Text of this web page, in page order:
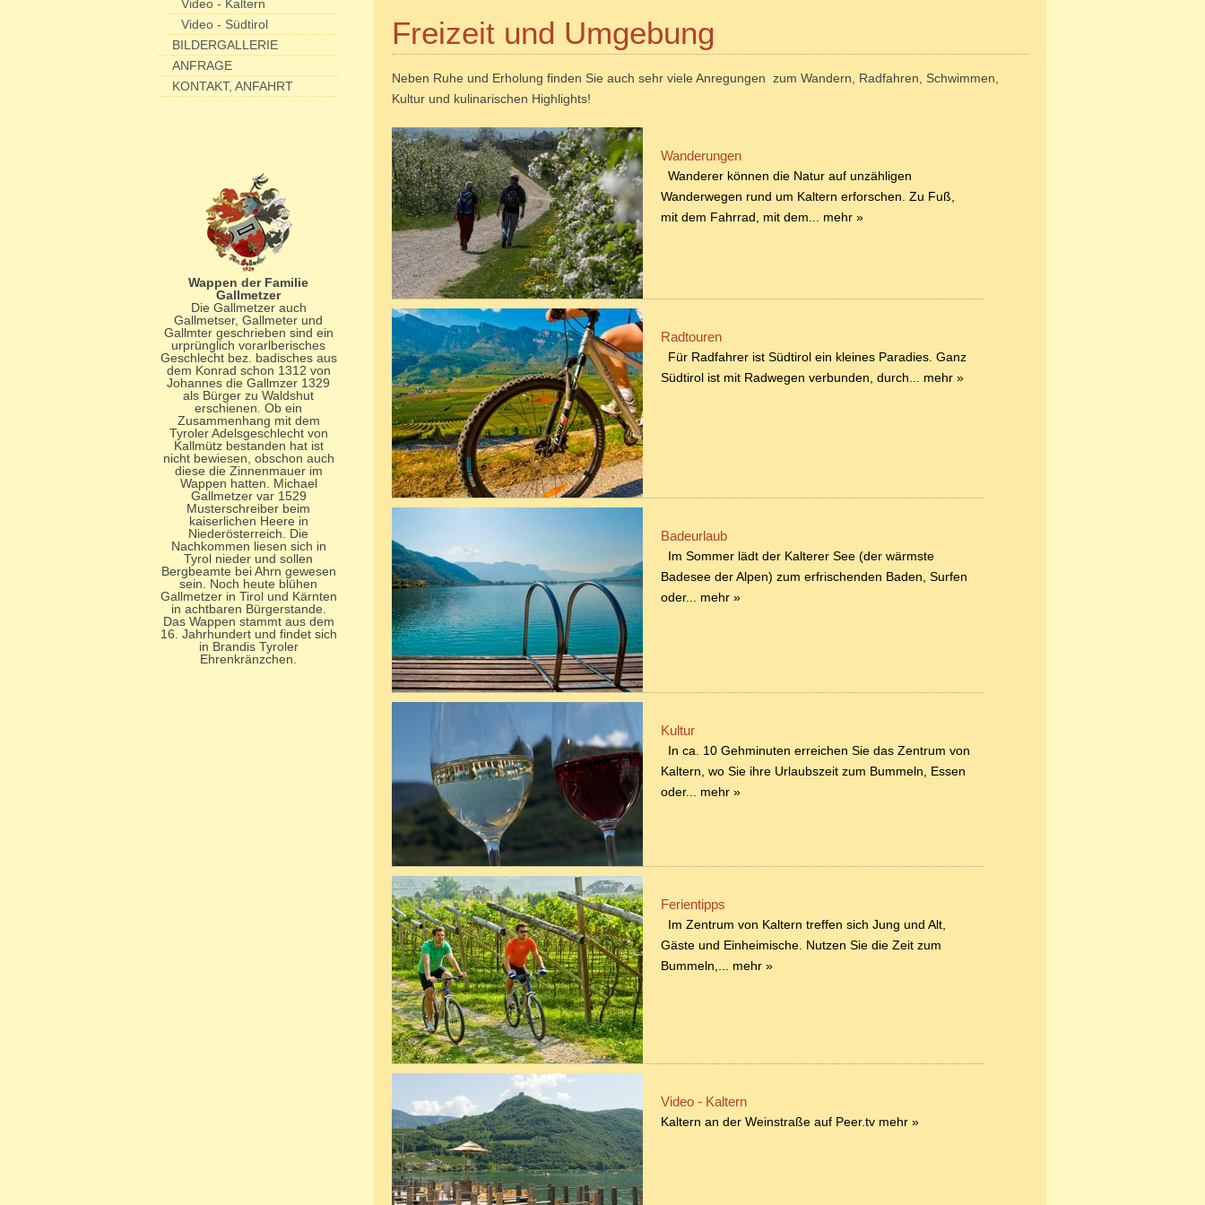
Video - Kaltern
Video - Südtirol
BILDERGALLERIE
ANFRAGE
KONTAKT, ANFAHRT
Wappen der Familie
Gallmetzer
Die Gallmetzer auch
Gallmetser, Gallmeter und
Gallmter geschrieben sind ein
urprünglich vorarlberisches
Geschlecht bez. badisches aus
dem Konrad schon 1312 von
Johannes die Gallmzer 1329
als Bürger zu Waldshut
erschienen. Ob ein
Zusammenhang mit dem
Tyroler Adelsgeschlecht von
Kallmütz bestanden hat ist
nicht bewiesen, obschon auch
diese die Zinnenmauer im
Wappen hatten. Michael
Gallmetzer var 1529
Musterschreiber beim
kaiserlichen Heere in
Niederösterreich. Die
Nachkommen liesen sich in
Tyrol nieder und sollen
Bergbeamte bei Ahrn gewesen
sein. Noch heute blühen
Gallmetzer in Tirol und Kärnten
in achtbaren Bürgerstande.
Das Wappen stammt aus dem
16. Jahrhundert und findet sich
in Brandis Tyroler
Ehrenkränzchen.
Freizeit und Umgebung
Neben Ruhe und Erholung finden Sie auch sehr viele Anregungen zum Wandern, Radfahren, Schwimmen,
Kultur und kulinarischen Highlights!
Wanderungen
Wanderer können die Natur auf unzähligen
Wanderwegen rund um Kaltern erforschen. Zu Fuß,
mit dem Fahrrad, mit dem... mehr »
Radtouren
Für Radfahrer ist Südtirol ein kleines Paradies. Ganz
Südtirol ist mit Radwegen verbunden, durch... mehr »
Badeurlaub
Im Sommer lädt der Kalterer See (der wärmste
Badesee der Alpen) zum erfrischenden Baden, Surfen
oder... mehr »
Kultur
In ca. 10 Gehminuten erreichen Sie das Zentrum von
Kaltern, wo Sie ihre Urlaubszeit zum Bummeln, Essen
oder... mehr »
Ferientipps
Im Zentrum von Kaltern treffen sich Jung und Alt,
Gäste und Einheimische. Nutzen Sie die Zeit zum
Bummeln,... mehr »
Video - Kaltern
Kaltern an der Weinstraße auf Peer.tv mehr »